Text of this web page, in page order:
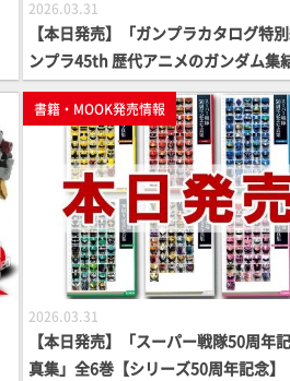
2026.03.31
【本日発売】「ガンプラカタログ特
ンプラ45th 歴代アニメのガンダム集
【ガンダム】
書籍・MOOK発売情報
2026.03.31
【本日発売】「スーパー戦隊50周年
真集」全6巻【シリーズ50周年記念】